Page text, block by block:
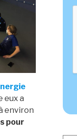
eux a
environ
pour